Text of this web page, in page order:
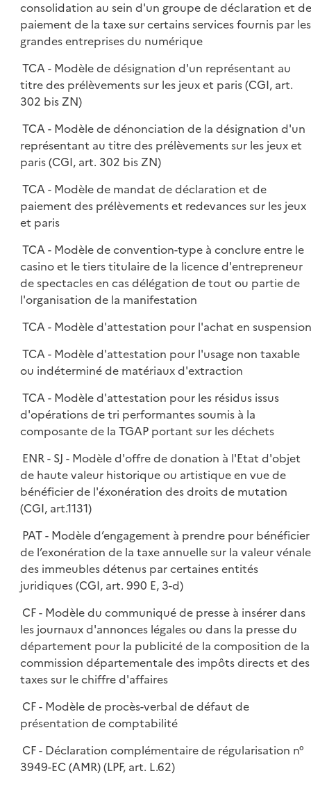
consolidation au sein d'un groupe de déclaration et de
paiement de la taxe sur certains services fournis par les
grandes entreprises du numérique
TCA - Modèle de désignation d'un représentant au
titre des prélèvements sur les jeux et paris (CGI, art.
302 bis ZN)
TCA - Modèle de dénonciation de la désignation d'un
représentant au titre des prélèvements sur les jeux et
paris (CGI, art. 302 bis ZN)
TCA - Modèle de mandat de déclaration et de
paiement des prélèvements et redevances sur les jeux
et paris
TCA - Modèle de convention-type à conclure entre le
casino et le tiers titulaire de la licence d'entrepreneur
de spectacles en cas délégation de tout ou partie de
l'organisation de la manifestation
TCA - Modèle d'attestation pour l'achat en
TCA - Modèle d'attestation pour l'usage non taxable
ou indéterminé de matériaux d'extraction
TCA - Modèle d'attestation pour les résidus issus
d'opérations de tri performantes soumis à la
composante de la TGAP portant sur les déchets
ENR - SJ - Modèle d'offre de donation à l'Etat d'objet
de haute valeur historique ou artistique en vue de
bénéficier de l'éxonération des droits de mutation
(CGI, art.1131)
PAT - Modèle d’engagement à prendre pour bénéficier
de l’exonération de la taxe annuelle sur la valeur vénale
des immeubles détenus par certaines entités
juridiques (CGI, art. 990 E, 3-d)
CF - Modèle du communiqué de presse à insérer dans
les journaux d'annonces légales ou dans la presse du
département pour la publicité de la composition de la
commission départementale des impôts directs et des
taxes sur le chiffre d'affaires
CF - Modèle de procès-verbal de défaut de
présentation de comptabilité
CF - Déclaration complémentaire de régularisation n°
3949-EC (AMR) (LPF, art. L.62)